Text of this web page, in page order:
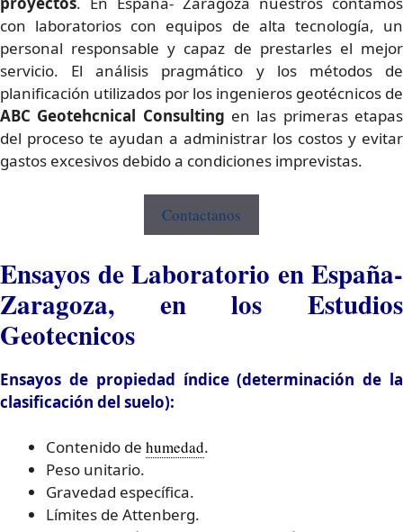
con laboratorios con equipos de alta tecnología, un
personal responsable y capaz de prestarles el mejor
servicio. El análisis pragmático y los métodos de
planificación utilizados por los ingenieros geotécnicos de
ABC Geotehcnical Consulting en las primeras etapas
del proceso te ayudan a administrar los costos y evitar
gastos excesivos debido a condiciones imprevistas.
Contactanos
Ensayos de Laboratorio en España-
Zaragoza, en los Estudios
Geotecnicos
Ensayos de propiedad índice (determinación de la
clasificación del suelo):
Contenido de humedad.
Peso unitario.
Gravedad específica.
Límites de Attenberg.